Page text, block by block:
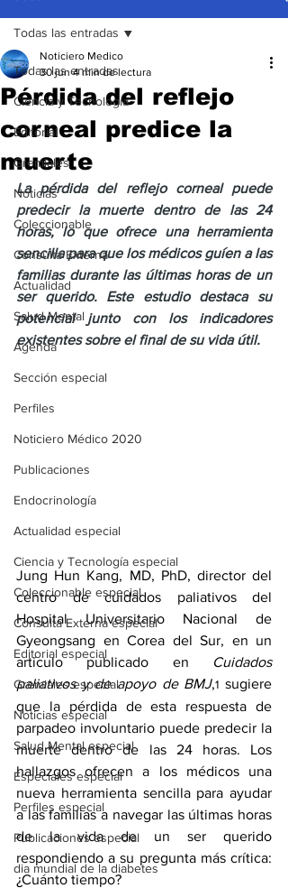
Todas las entradas
Ciencia y Tecnología
Editorial
Gremiales
Noticias
Coleccionable
Consulta Externa
Actualidad
Salud Mental
Agenda
Sección especial
Perfiles
Noticiero Médico 2020
Publicaciones
Endocrinología
Actualidad especial
Ciencia y Tecnología especial
Coleccionable especial
Consulta Externa especial
Editorial especial
Gremiales especial
Noticias especial
Salud Mental especial
Especiales especial
Perfiles especial
Publicaciones especial
dia mundial de la diabetes
Todas las entradas
Pérdida del reflejo
corneal predice la
muerte
Noticiero Medico
30 jun 4 min de lectura
La pérdida del reflejo corneal puede
predecir la muerte dentro de las 24
horas, lo que ofrece una herramienta
sencilla para que los médicos guíen a las
familias durante las últimas horas de un
ser querido. Este estudio destaca su
potencial junto con los indicadores
existentes sobre el final de su vida útil.
Jung Hun Kang, MD, PhD, director del
centro de cuidados paliativos del
Hospital Universitario Nacional de
Gyeongsang en Corea del Sur, en un
artículo publicado en
Cuidados
paliativos y de apoyo de BMJ,1 sugiere
que la pérdida de esta respuesta de
parpadeo involuntario puede predecir la
muerte dentro de las 24 horas. Los
hallazgos ofrecen a los médicos una
nueva herramienta sencilla para ayudar
a las familias a navegar las últimas horas
de la vida de un ser querido
respondiendo a su pregunta más crítica:
¿Cuánto tiempo?